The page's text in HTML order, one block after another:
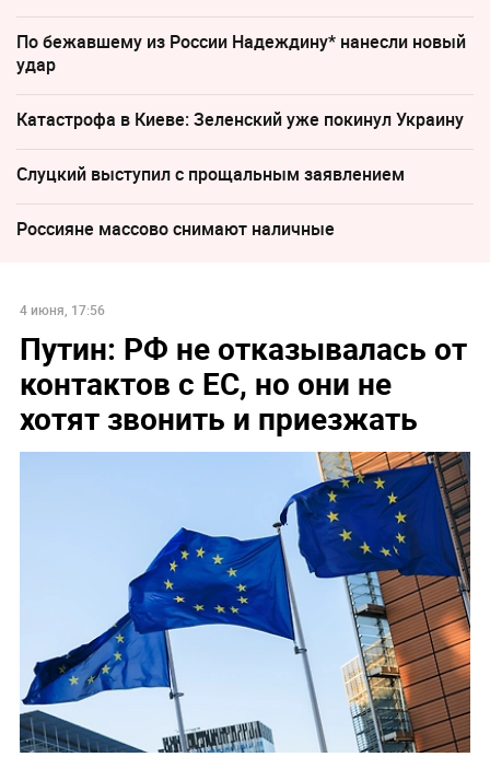
По бежавшему из России Надеждину* нанесли новый
удар
Катастрофа в Киеве: Зеленский уже покинул Украину
Слуцкий выступил с прощальным заявлением
Россияне массово снимают наличные
4 июня, 17:56
Путин: РФ не отказывалась от
контактов с ЕС, но они не
хотят звонить и приезжать